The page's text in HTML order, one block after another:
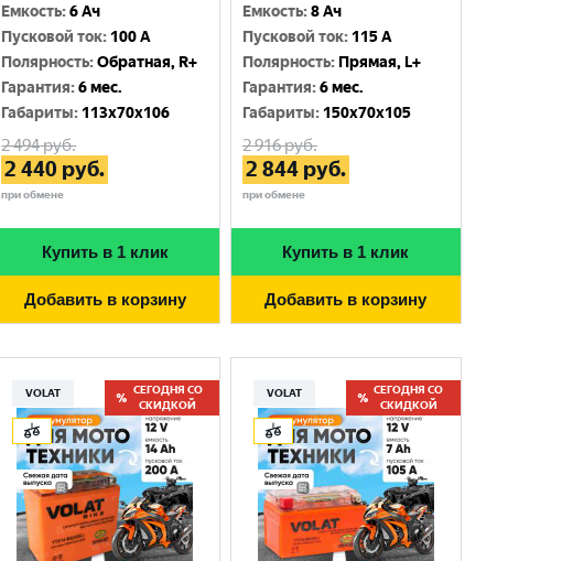
Емкость:6 Ач
Пусковой ток: 100 A
Полярность:Обратная, R+
Гарантия:6 мес.
Габариты: 113x70x106
2 494руб.
2 440 руб.
при обмене
Купить в 1 клик
Добавить в корзину
Емкость:8 Ач
Пусковой ток: 115 A
Полярность: Прямая, L+
Гарантия:6 мес.
Габариты: 150x70x105
2 916руб.
2 844руб.
при обмене
Купить в 1 клик
Добавить в корзину
VOLAT
СЕГОДНЯ СО
СКИДКОЙ
VOLAT
СЕГОДНЯ СО
СКИДКОЙ